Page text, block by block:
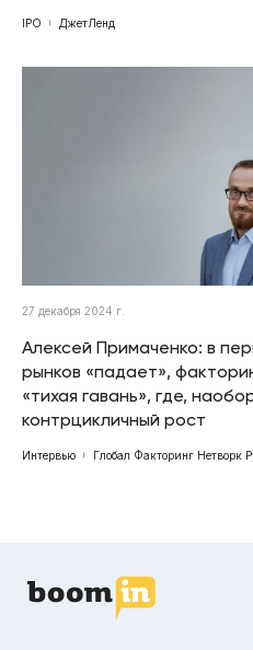
IPO ДжетЛенд
27 декабря 2024 г.
Алексей Примаченко: в
рынков «падает»,
«тихая гавань», где,
контрцикличный рост
Интервью Глобал Факторинг Нетворк